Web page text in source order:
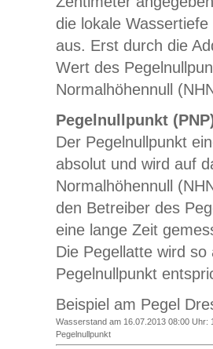
die lokale
aus. Erst durch die
Wert des
Normalhöhennull
Pegelnullpunkt
Der Pegelnullpunkt
absolut und wird auf
Normalhöhennull
den Betreiber des
eine lange Zeit
Die Pegellatte wird
Pegelnullpunkt
Beispiel am Pegel
Wasserstand am 16.07.2013 08:00 Uhr:
Pegelnullpunkt